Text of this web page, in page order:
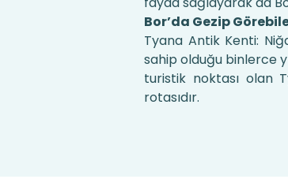
Bor’da Gezip
Tyana Antik Kenti:
sahip olduğu binlerce
turistik noktası olan
rotasıdır.